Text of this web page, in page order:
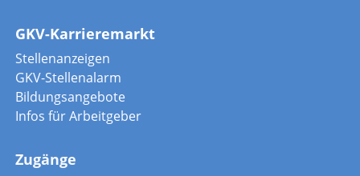
GKV-Karrieremarkt
Stellenanzeigen
GKV-Stellenalarm
Bildungsangebote
Infos für Arbeitgeber
Zugänge